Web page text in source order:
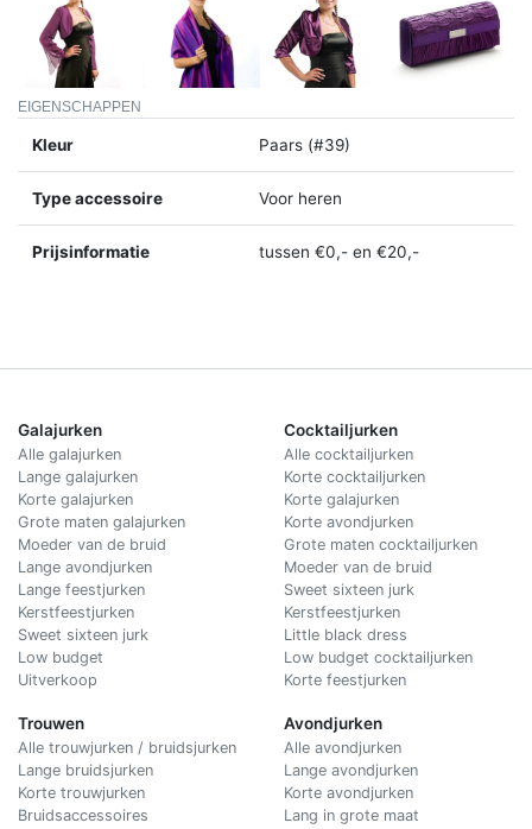
EIGENSCHAPPEN
Kleur Paars (#39)
Type accessoire Voor heren
Prijsinformatie tussen €0,- en €20,-
Galajurken
Alle galajurken
Lange galajurken
Korte galajurken
Grote maten galajurken
Moeder van de bruid
Lange avondjurken
Lange feestjurken
Kerstfeestjurken
Sweet sixteen jurk
Low budget
Uitverkoop
Trouwen
Alle trouwjurken / bruidsjurken
Lange bruidsjurken
Korte trouwjurken
Bruidsaccessoires
Cocktailjurken
Alle cocktailjurken
Korte cocktailjurken
Korte galajurken
Korte avondjurken
Grote maten cocktailjurken
Moeder van de bruid
Sweet sixteen jurk
Kerstfeestjurken
Little black dress
Low budget cocktailjurken
Korte feestjurken
Avondjurken
Alle avondjurken
Lange avondjurken
Korte avondjurken
Lang in grote maat